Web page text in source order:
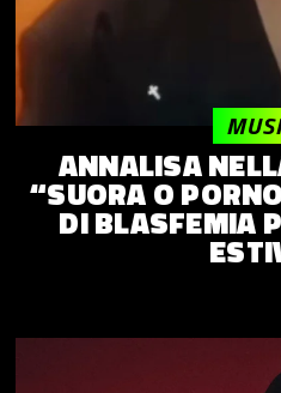
ANNALISA
“SUORA O
DI BLASFEMIA